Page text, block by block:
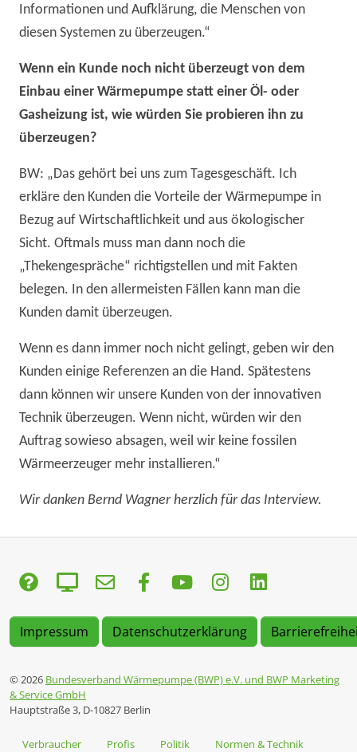
Informationen und Aufklärung, die Menschen von
diesen Systemen zu überzeugen.“
Wenn ein Kunde noch nicht überzeugt von dem
Einbau einer Wärmepumpe statt einer Öl- oder
Gasheizung ist, wie würden Sie probieren ihn zu
überzeugen?
BW: „Das gehört bei uns zum Tagesgeschäft. Ich
erkläre den Kunden die Vorteile der Wärmepumpe in
Bezug auf Wirtschaftlichkeit und aus ökologischer
Sicht. Oftmals muss man dann noch die
„Thekengespräche“ richtigstellen und mit Fakten
belegen. In den allermeisten Fällen kann man die
Kunden damit überzeugen.
Wenn es dann immer noch nicht gelingt, geben wir den
Kunden einige Referenzen an die Hand. Spätestens
dann können wir unsere Kunden von der innovativen
Technik überzeugen. Wenn nicht, würden wir den
Auftrag sowieso absagen, weil wir keine fossilen
Wärmeerzeuger mehr installieren.“
Wir danken Bernd Wagner herzlich für das Interview.
Impressum Datenschutzerklärung
© 2026 Bundesverband Wärmepumpe (BWP) e.V. und BWP Marketing
& Service GmbH
Hauptstraße 3, D-10827 Berlin
Verbraucher Profis Politik Normen & Technik